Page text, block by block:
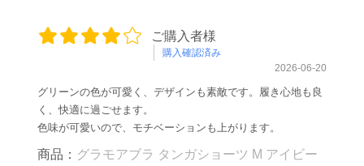
ご購入者様
購入確認済み
2026-06-20
グリーンの色が可愛く、デザインも素敵です。履き心地も良
く、快適に過ごせます。
色味が可愛いので、モチベーションも上がります。
商品： グラモアブラ タンガショーツ M アイビー